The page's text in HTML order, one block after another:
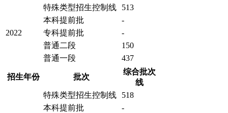
2022
特殊类型招生控制线
513
本科提前批
-
专科提前批
-
普通二段
150
普通一段
437
招生年份 批次
综合批次
线
特殊类型招生控制线
518
本科提前批
-